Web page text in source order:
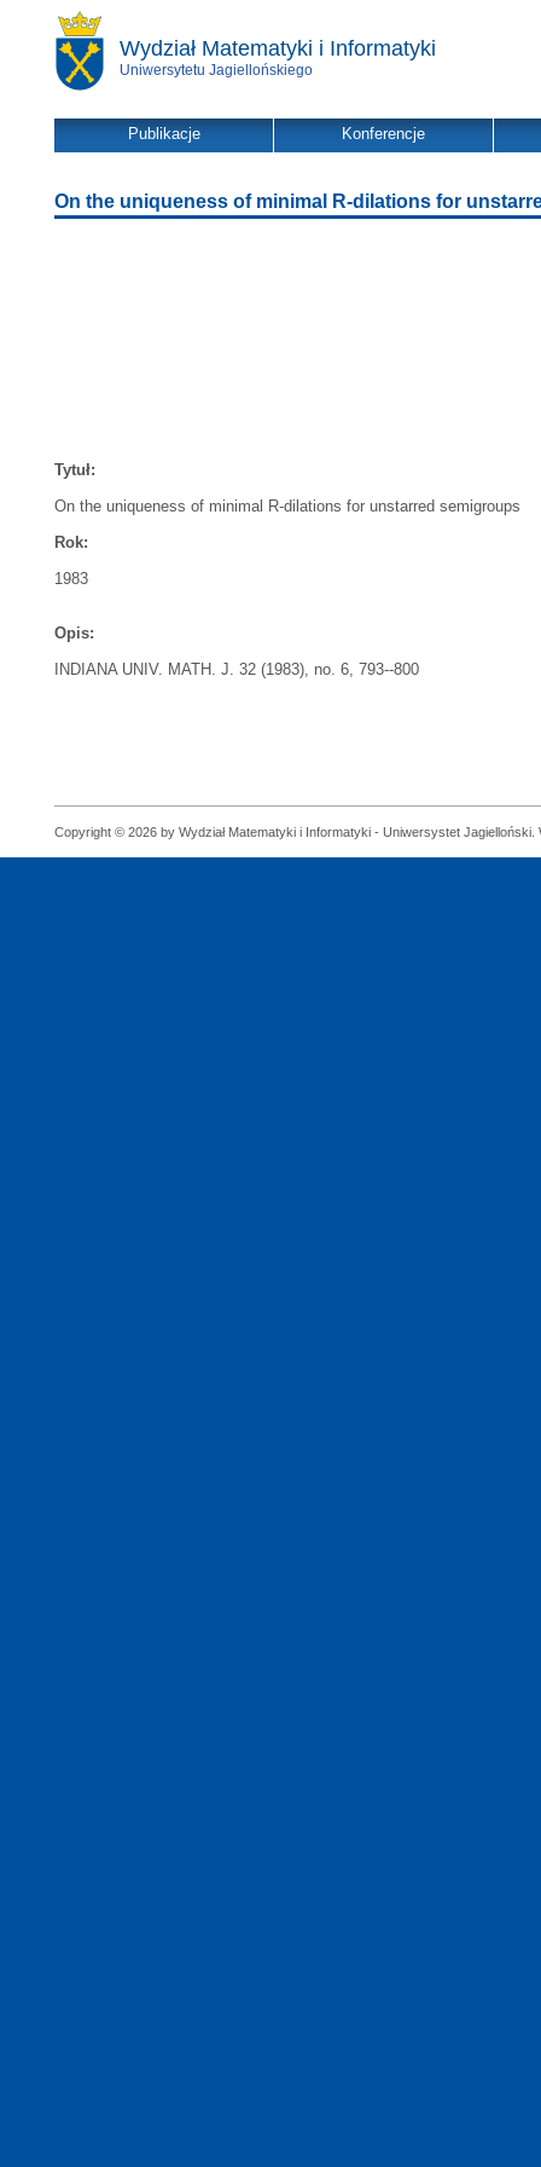
Wydział Matematyki i Informatyki
Uniwersytetu Jagiellońskiego
Publikacje Konferencje
On the uniqueness of minimal R-dilations for
Tytuł:
On the uniqueness of minimal R-dilations for unstarred semigroups
Rok:
1983
Opis:
INDIANA UNIV. MATH. J. 32 (1983), no. 6, 793--800
Copyright © 2026 by Wydział Matematyki i Informatyki - Uniwersystet